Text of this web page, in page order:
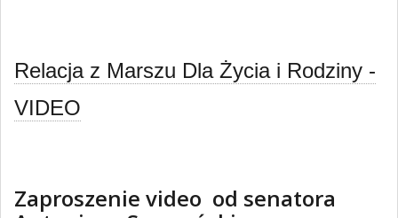
Relacja z Marszu Dla Życia i Rodziny -
VIDEO
Zaproszenie video od senatora